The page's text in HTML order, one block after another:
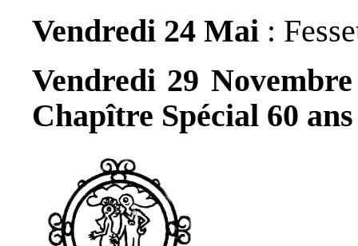
Vendredi 24 Mai :
Vendredi 29 Novembre
Chapître Spécial 60 ans